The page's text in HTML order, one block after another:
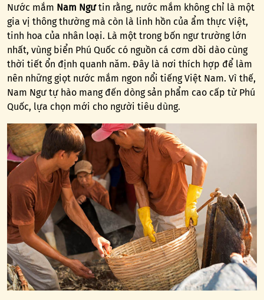
Nước mắm Nam Ngưtin rằng, nước mắm không chỉ là một
gia vị thông thường mà còn là linh hồn của ẩm thực Việt,
tinh hoa của nhân loại. Là một trong bốn ngư trường lớn
nhất, vùng biển Phú Quốc có nguồn cá cơm dồi dào cùng
thời tiết ổn định quanh năm. Đây là nơi thích hợp để làm
nên những giọt nước mắm ngon nổi tiếng Việt Nam. Vì thế,
Nam Ngư tự hào mang đến dòng sản phẩm cao cấp từ Phú
Quốc, lựa chọn mới cho người tiêu dùng.